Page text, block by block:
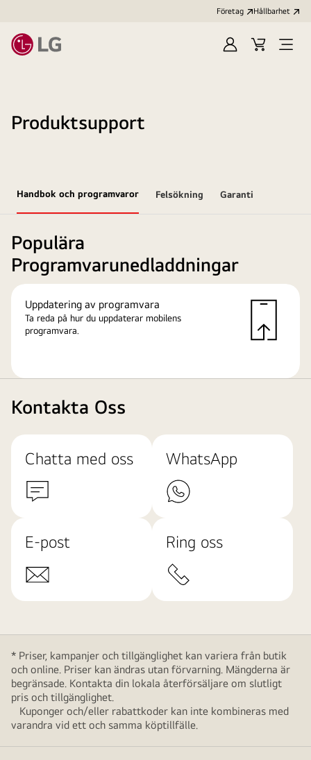
Företag Hållbarhet
LoggaKundvagn
Produktsupport
Handbok och programvaror Felsökning Garanti
Populära
Programvarunedladdningar
Uppdatering av programvara
Ta reda på hur du uppdaterar mobilens
programvara.
Kontakta Oss
Chatta med oss WhatsApp
E-post Ring oss
* Priser, kampanjer och tillgänglighet kan variera från butik
och online. Priser kan ändras utan förvarning. Mängderna är
begränsade. Kontakta din lokala återförsäljare om slutligt
pris och tillgänglighet.
Kuponger och/eller rabattkoder kan inte kombineras med
varandra vid ett och samma köptillfälle.